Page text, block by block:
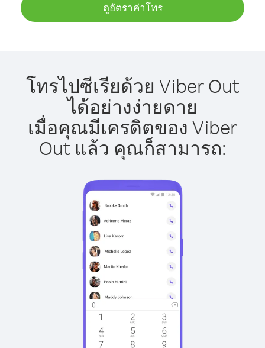
ดูอัตราค่าโทร
โทรไปซีเรียด้วย Viber Out
ได้อย่างง่ายดาย
เมื่อคุณมีเครดิตของ Viber
Out แล้ว คุณก็สามารถ: